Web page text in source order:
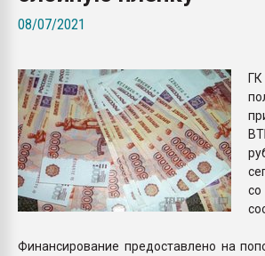
08/07/2021
Финансирование предоставлено на